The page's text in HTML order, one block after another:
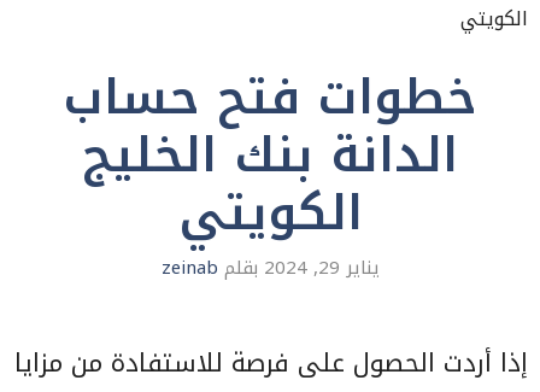
الكويتي
خطوات فتح حساب
الدانة بنك الخليج
الكويتي
يناير 29, 2024 بقلم zeinab
إذا أردت الحصول على فرصة للاستفادة من مزايا